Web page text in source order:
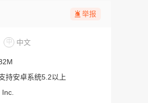
举报
中 中文
持安卓系统5.2以上